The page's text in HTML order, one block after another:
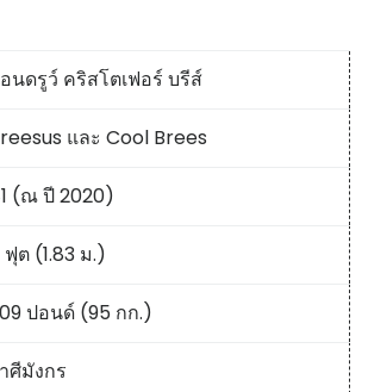
นดรูว์ คริสโตเฟอร์ บรีส์
และ Cool Brees
(ณ ปี 2020)
ฟุต (1.83 ม.)
ปอนด์ (95 กก.)
ศีมังกร